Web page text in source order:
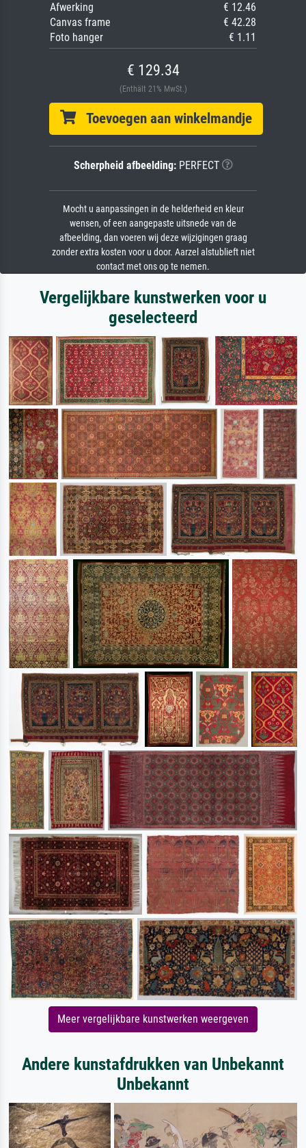
Afwerking
€ 12.46
Canvas frame
€ 42.28
Foto hanger
€ 1.11
€ 129.34
(Enthält 21% MwSt.)
Toevoegen aan winkelmandje
Scherpheid afbeelding:PERFECT
Mocht u aanpassingen in de helderheid en kleur
wensen, of een aangepaste uitsnede van de
afbeelding, dan voeren wij deze wijzigingen graag
zonder extra kosten voor u door. Aarzel alstublieft niet
contact met ons op te nemen.
Vergelijkbare kunstwerken voor u
geselecteerd
Meer vergelijkbare kunstwerken weergeven
Andere kunstafdrukken van Unbekannt
Unbekannt